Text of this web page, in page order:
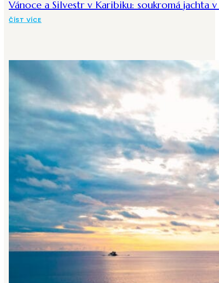
Vánoce a Silvestr v Karibiku: soukromá jachta
ČÍST VÍCE